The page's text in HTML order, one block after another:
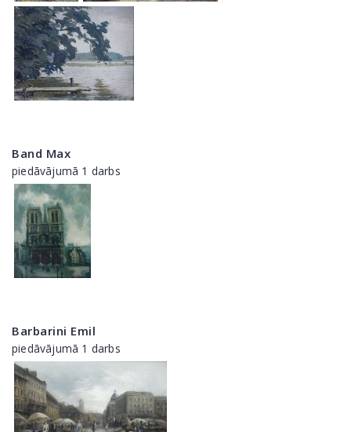
Band Max
piedāvājumā 1 darbs
Barbarini Emil
piedāvājumā 1 darbs